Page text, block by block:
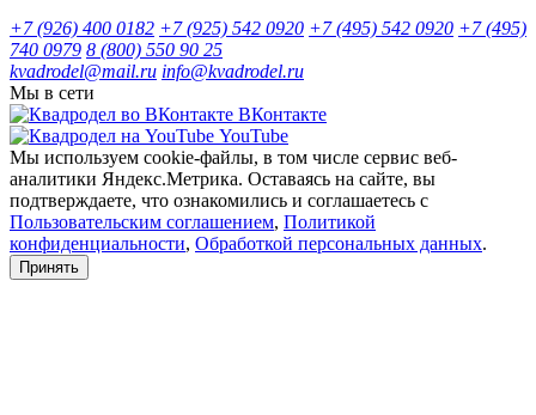
+7 (926) 400 0182 +7 (925) 542 0920 +7 (495) 542 0920 +7 (495)
740 0979 8 (800) 550 90 25
kvadrodel@mail.ru info@kvadrodel.ru
Мы в сети
ВКонтакте
YouTube
Мы используем cookie-файлы, в том числе сервис веб-
аналитики Яндекс.Метрика. Оставаясь на сайте, вы
подтверждаете, что ознакомились и соглашаетесь с
Пользовательским соглашением, Политикой
конфиденциальности, Обработкой персональных данных.
Принять